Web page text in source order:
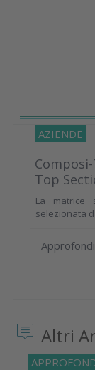
AZIENDE
Top
La matrice
selezionata
Altri